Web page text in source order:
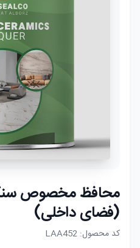
محافظ مخصوص
(فضای داخلی)
کد محصول: LAA452